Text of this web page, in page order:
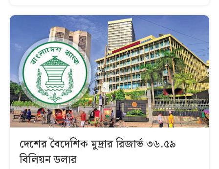
দেশের বৈদেশিক মুদ্রার রিজার্ভ ৩৬.৫৯
বিলিয়ন ডলার